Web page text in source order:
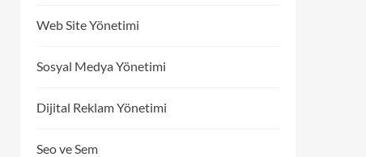
Web Site Yönetimi
Sosyal Medya Yönetimi
Dijital Reklam Yönetimi
Seo ve Sem